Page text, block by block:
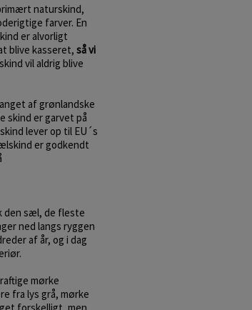
naturskind,
farver. En
er alvorligt
blive kasseret, så vi
vil aldrig blive
af grønlandske
skind er garvet på
lever op til EU´s
er godkendt
den sæl, de fleste
ned langs ryggen
af år, og i dag
mørke
fra lys grå, mørke